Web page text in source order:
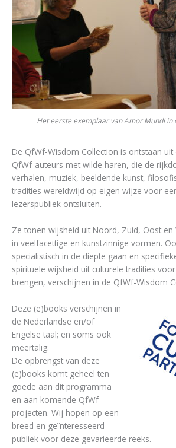
Het eerste exemplaar van Amor Mundi in
De QfWf-Wisdom Collection is ontstaan
QfWf-auteurs met wilde haren, die de
verhalen, muziek, beeldende kunst,
tradities wereldwijd op eigen wijze voor
lezerspubliek ontsluiten.
Ze tonen wijsheid uit Noord, Zuid, Oost en
in veelfacettige en kunstzinnige vormen.
specialistisch in de diepte gaan en
spirituele wijsheid uit culturele tradities
brengen, verschijnen in de QfWf-Wisdom
Deze (e)books verschijnen in
de Nederlandse en/of
Engelse taal; en soms ook
meertalig.
De opbrengst van deze
(e)books komt geheel ten
goede aan dit programma
en aan komende QfWf
projecten. Wij hopen op een
breed en geïnteresseerd
publiek voor deze gevarieerde reeks.